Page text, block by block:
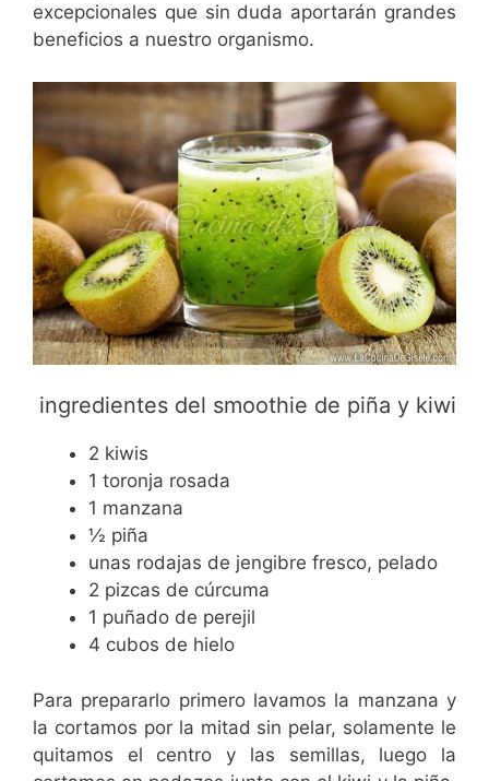
excepcionales que sin duda aportarán grandes
beneficios a nuestro organismo.
ingredientes del smoothie de piña y kiwi
2 kiwis
1 toronja rosada
1 manzana
½ piña
unas rodajas de jengibre fresco, pelado
2 pizcas de cúrcuma
1 puñado de perejil
4 cubos de hielo
Para prepararlo primero lavamos la manzana y
la cortamos por la mitad sin pelar, solamente le
quitamos el centro y las semillas, luego la